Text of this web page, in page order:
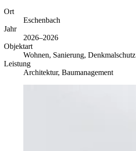
Ort
Eschenbach
Jahr
2026–2026
Objektart
Wohnen, Sanierung, Denkmalschutz
Leistung
Architektur, Baumanagement